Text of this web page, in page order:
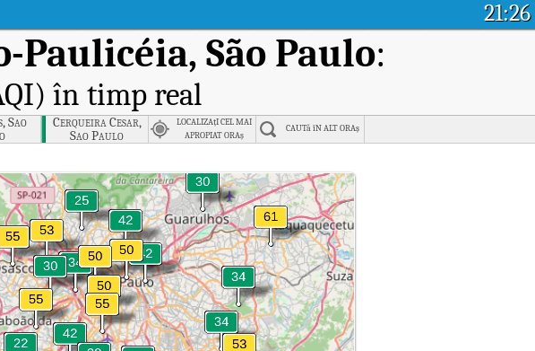
21:26
Paulicéia, São Paulo:
în timp real
Sao
Cerqueira Cesar,
Sao Paulo
LOCALIZAțI CEL MAI
APROPIAT ORAș
CAUTă îN ALT ORAș
S.Bernardo-Paulicéia, São Paulo.